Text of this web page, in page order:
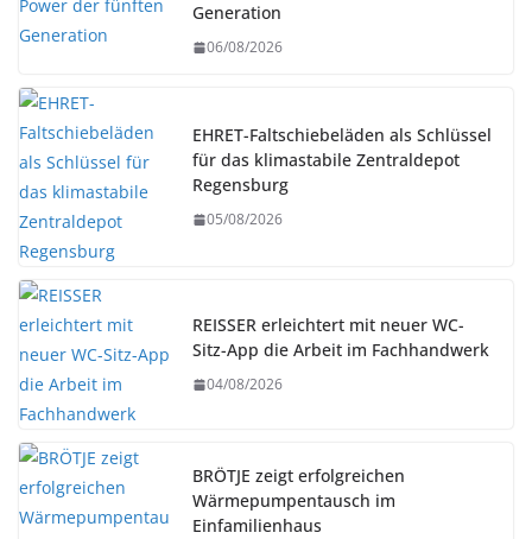
Generation
06/08/2026
EHRET-Faltschiebeläden als Schlüssel
für das klimastabile Zentraldepot
Regensburg
05/08/2026
REISSER erleichtert mit neuer WC-
Sitz-App die Arbeit im Fachhandwerk
04/08/2026
BRÖTJE zeigt erfolgreichen
Wärmepumpentausch im
Einfamilienhaus